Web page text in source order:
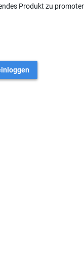
Produkt zu